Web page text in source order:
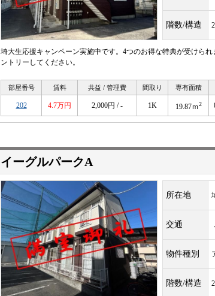
階数/構造
埼大生応援キャンペーン実施中です。4つのお得な特典が受けら
ントリーしてください。
部屋番号 賃料 共益 / 管理費 間取り 専有面積
202 4.7万円 2,000円 / - 1K 19.87ｍ2
イーグルパークA
所在地
交通
物件種別
階数/構造